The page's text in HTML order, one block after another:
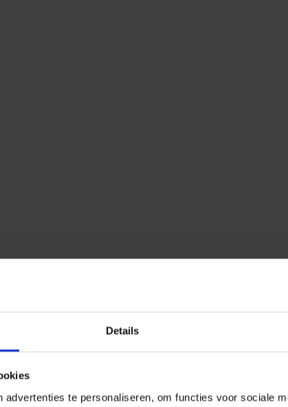
Details
advertenties te personaliseren, om functies voor sociale